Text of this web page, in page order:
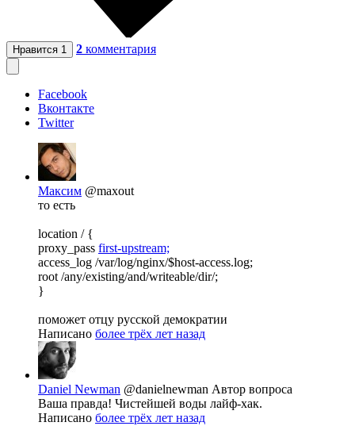
Нравится 1 2 комментария
Facebook
Вконтакте
Twitter
Максим @maxout
то есть
location / {
proxy_pass first-upstream;
access_log /var/log/nginx/$host-access.log;
root /any/existing/and/writeable/dir/;
}
поможет отцу русской демократии
Написано более трёх лет назад
Daniel Newman @danielnewman Автор вопроса
Ваша правда! Чистейшей воды лайф-хак.
Написано более трёх лет назад